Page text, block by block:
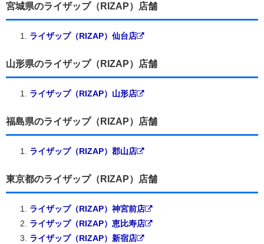
宮城県のライザップ（RIZAP）店舗
ライザップ（RIZAP）仙台店
山形県のライザップ（RIZAP）店舗
ライザップ（RIZAP）山形店
福島県のライザップ（RIZAP）店舗
ライザップ（RIZAP）郡山店
東京都のライザップ（RIZAP）店舗
ライザップ（RIZAP）神宮前店
ライザップ（RIZAP）恵比寿店
ライザップ（RIZAP）新宿店